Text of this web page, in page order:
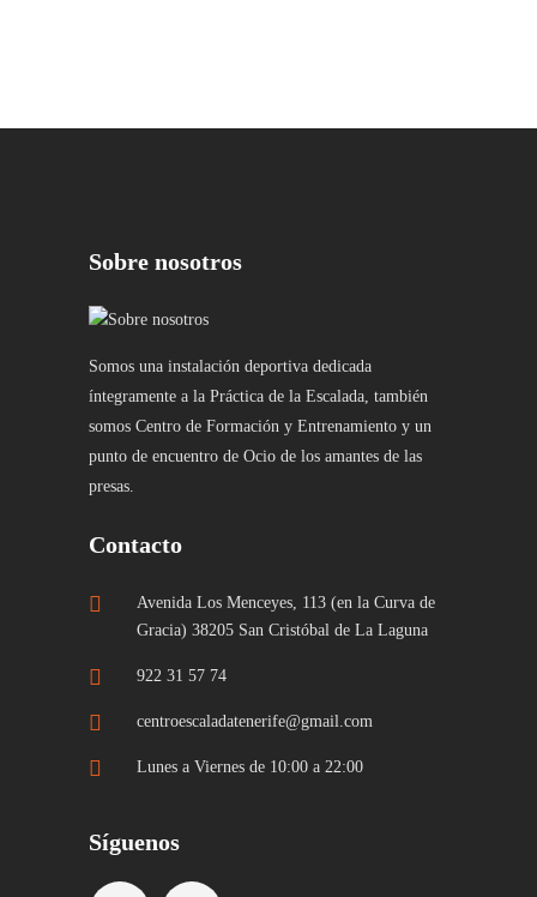
Sobre nosotros
Somos una instalación deportiva dedicada
íntegramente a la Práctica de la Escalada, también
somos Centro de Formación y Entrenamiento y un
punto de encuentro de Ocio de los amantes de las
presas.
Contacto
Avenida Los Menceyes, 113 (en la Curva de
Gracia) 38205 San Cristóbal de La Laguna
922 31 57 74
centroescaladatenerife@gmail.com
Lunes a Viernes de 10:00 a 22:00
Síguenos